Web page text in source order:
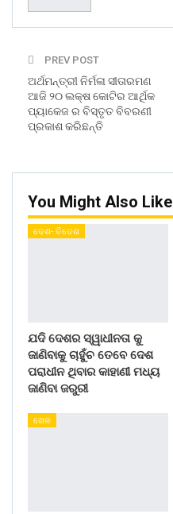
PREV POST
ଅର୍ଥମନ୍ତ୍ରୀ ନିର୍ମଳା ସୀତାରମଣ
ଆଜି ୨୦ ଲକ୍ଷ କୋଟିର ଆର୍ଥିକ
ପ୍ୟାକେଜ ର ବିସ୍ତୃତ ବିବରଣୀ
ପ୍ରକାଶ କରିଛନ୍ତି
You Might Also Like
ଦେଶ- ବିଦେଶ
ଯଦି ଦେଶର ସ୍ୱାଧୀନତା କୁ
ଜାଣିବାକୁ ଚାହୁଁଚ ତେବେ ଦେଶ
ପରାଧୀନ ଥିବାର କାହାଣୀ ମଧ୍ୟ
ଜାଣିବା ଜରୁରୀ
ଖେଳ